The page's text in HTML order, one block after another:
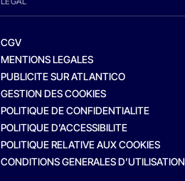
CGV
MENTIONS LEGALES
PUBLICITE SUR ATLANTICO
GESTION DES COOKIES
POLITIQUE DE CONFIDENTIALITE
POLITIQUE D’ACCESSIBILITE
POLITIQUE RELATIVE AUX COOKIES
CONDITIONS GENERALES D’UTILISATION